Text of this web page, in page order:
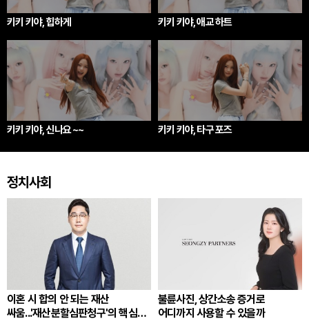
키키 키야, 힙하게 키키 키야, 애교 하트
키키 키야, 신나요 ~~ 키키 키야, 타구 포즈
정치사회
이혼 시 합의 안 되는 재산
싸움...'재산분할심판청구'의 핵심
불륜사진, 상간소송 증거로
어디까지 사용할 수 있을까